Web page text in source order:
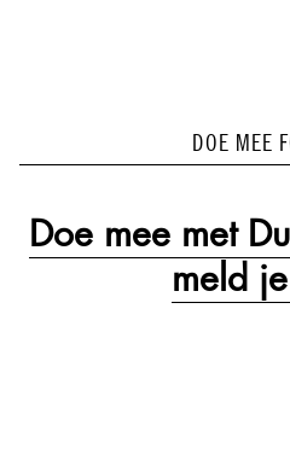
DOE MEE
Doe mee met
meld